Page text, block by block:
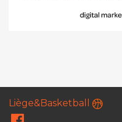
Liège&Basketball